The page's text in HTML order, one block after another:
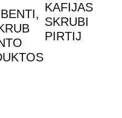
KAFIJAS
SKRUBI
PIRTIJ